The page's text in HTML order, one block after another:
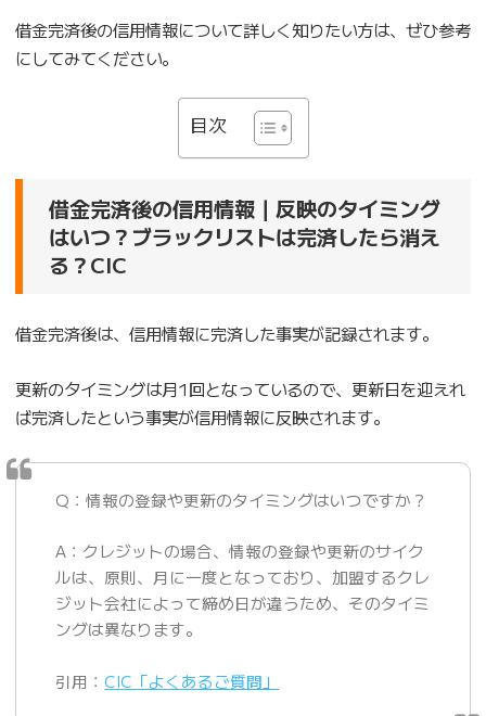
借金完済後の信用情報について詳しく知りたい方は、ぜひ参考
にしてみてください。
目次
借金完済後の信用情報｜反映のタイミング
はいつ？ブラックリストは完済したら消え
る？CIC
借金完済後は、信用情報に完済した事実が記録されます。
更新のタイミングは月1回となっているので、更新日を迎えれ
ば完済したという事実が信用情報に反映されます。
Q：情報の登録や更新のタイミングはいつですか？
A：クレジットの場合、情報の登録や更新のサイク
ルは、原則、月に一度となっており、加盟するクレ
ジット会社によって締め日が違うため、そのタイミ
ングは異なります。
引用：CIC「よくあるご質問」